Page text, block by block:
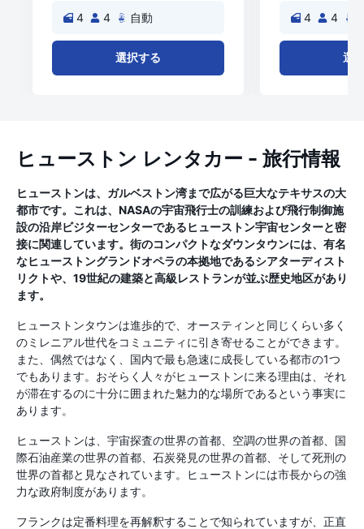
4 4 自動
選択する
4 4
選
ヒューストン レンタカー - 旅行情報
ヒューストンは、ガルベストン湾まで広がる巨大なテキサスの大
都市です。これは、NASAの宇宙飛行士の訓練および飛行制御施
設の沿岸ビジターセンターであるヒューストン宇宙センターと密
接に関連しています。街のコンパクトなダウンタウンには、有名
なヒューストングランドオペラの本拠地であるシアターディスト
リクトや、19世紀の建築と高級レストランが並ぶ歴史地区があり
ます。
ヒューストンタウンは進歩的で、オースティンと同じくらい多く
のミレニアル世代をコミュニティに引き寄せることができます。
また、偶然ではなく、国内で最も急速に成長している都市の1つ
でもあります。おそらく人々がヒューストンに来る理由は、それ
が滞在するのに十分に囲まれた魅力的な場所であるという事実に
あります。
ヒューストンは、宇宙探査の世界の首都、空調の世界の首都、国
際石油産業の世界の首都、石炭発見の世界の首都、そして死刑の
世界の首都と見なされています。ヒューストンには市長からの強
力な政府制度があります。
フランクは定番料理を再解釈することで知られていますが、正直